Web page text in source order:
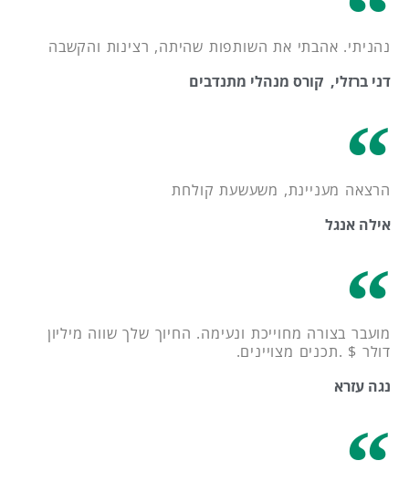
נהניתי. אהבתי את השותפות שהיתה, רצינות והקשבה
דני ברזלי, קורס מנהלי מתנדבים
הרצאה מעניינת, משעשעת קולחת
אילה אנגל
מועבר בצורה מחוייכת ונעימה. החיוך שלך שווה מיליון
דולר $ .תכנים מצויינים.
נגה עזרא